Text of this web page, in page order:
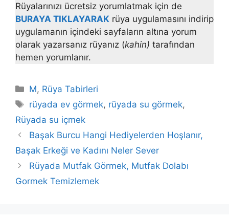
Rüyalarınızı ücretsiz yorumlatmak için de
BURAYA TIKLAYARAK rüya uygulamasını indirip
uygulamanın içindeki sayfaların altına yorum
olarak yazarsanız rüyanız (kahin) tarafından
hemen yorumlanır.
Kategoriler
M, Rüya Tabirleri
Etiketler
rüyada ev görmek, rüyada su görmek,
Rüyada su içmek
Başak Burcu Hangi Hediyelerden Hoşlanır,
Başak Erkeği ve Kadını Neler Sever
Rüyada Mutfak Görmek, Mutfak Dolabı
Gormek Temizlemek